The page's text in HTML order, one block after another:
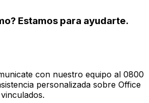
Estamos para ayudarte.
con nuestro equipo al 0800
personalizada sobre Office